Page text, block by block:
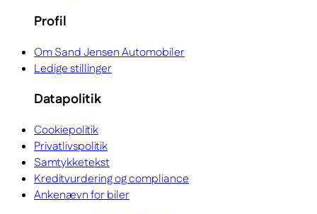
Profil
Om Sand Jensen Automobiler
Ledige stillinger
Datapolitik
Cookiepolitik
Privatlivspolitik
Samtykketekst
Kreditvurdering og compliance
Ankenævn for biler